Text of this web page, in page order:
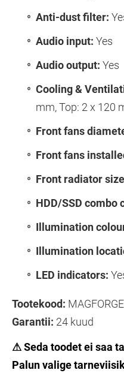
Anti-dust filter:
Audio input: Yes
Audio output: Yes
Cooling &
mm, Top: 2 x 120
Front fans
Front fans
Front radiator
HDD/SSD combo
Illumination
Illumination
LED indicators:
Tootekood:
Garantii: 24 kuud
⚠ Seda toodet ei saa
Palun valige